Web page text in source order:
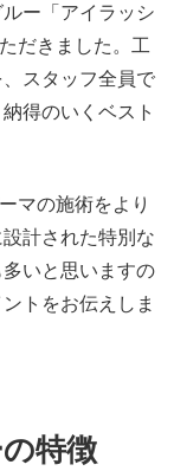
ー「アイラッシ
だきました。工
スタッフ全員で
得のいくベスト
マの施術をより
計された特別な
いと思いますの
トをお伝えしま
特徴